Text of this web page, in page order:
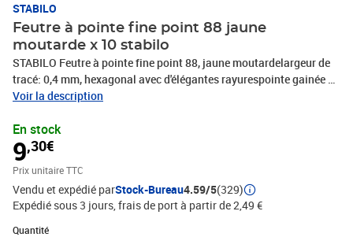
STABILO
Feutre à pointe fine point 88 jaune
moutarde x 10 stabilo
STABILO Feutre à pointe fine point 88, jaune moutardelargeur de
tracé: 0,4 mm, hexagonal avec d'élégantes rayurespointe gainée de
métal, idéal pour une utilisation avec desgabarits et des règles,
Voir la description
En stock
9,30€
Prix unitaire TTC
Vendu et expédié parStock-Bureau4.59/5(329)
Expédié sous 3 jours, frais de port à partir de 2,49 €
Quantité
Quantité : 1